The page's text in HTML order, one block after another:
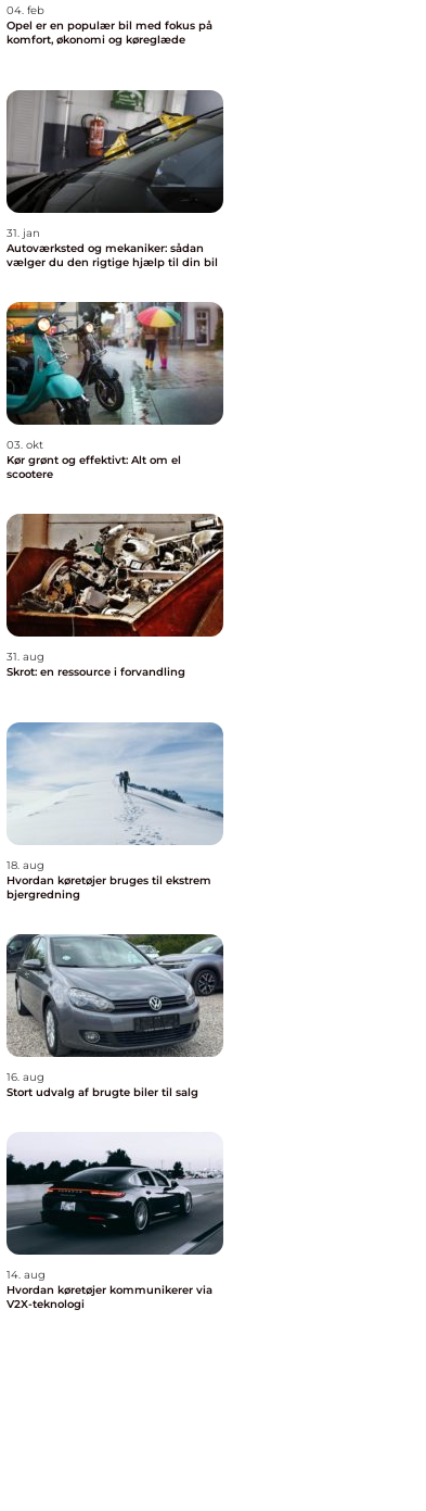
04. feb
Opel er en populær bil med fokus på
komfort, økonomi og køreglæde
31. jan
Autoværksted og mekaniker: sådan
vælger du den rigtige hjælp til din bil
03. okt
Kør grønt og effektivt: Alt om el
scootere
31. aug
Skrot: en ressource i forvandling
18. aug
Hvordan køretøjer bruges til ekstrem
bjergredning
16. aug
Stort udvalg af brugte biler til salg
14. aug
Hvordan køretøjer kommunikerer via
V2X-teknologi